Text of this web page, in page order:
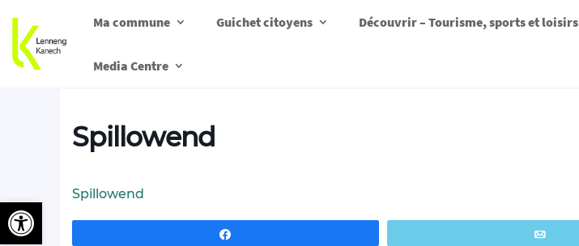
Ma commune Guichet citoyens Découvrir – Tourisme, sports et loisirs
Media Centre
Spillowend
Spillowend
Ouvrir la barre d’outils